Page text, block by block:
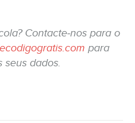
Contacte-nos para o
para
seus dados.